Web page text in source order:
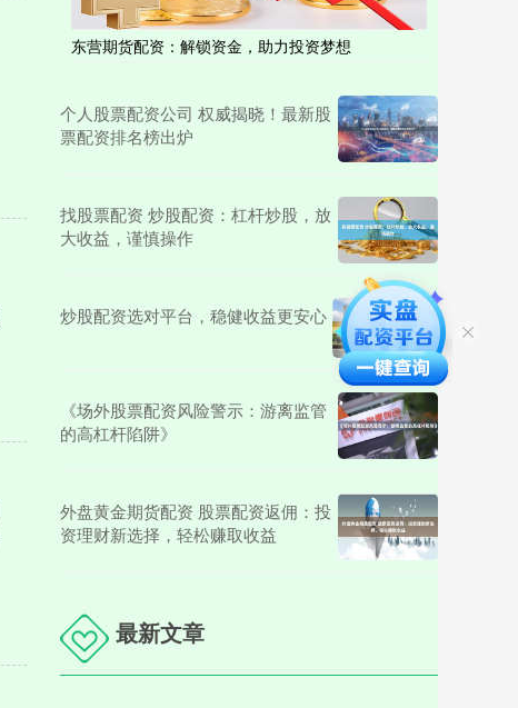
东营期货配资：解锁资金，助力投资梦想
个人股票配资公司 权威揭晓！最新股
票配资排名榜出炉
找股票配资 炒股配资：杠杆炒股，放
大收益，谨慎操作
炒股配资选对平台，稳健收益更安心
《场外股票配资风险警示：游离监管
的高杠杆陷阱》
外盘黄金期货配资 股票配资返佣：投
资理财新选择，轻松赚取收益
最新文章